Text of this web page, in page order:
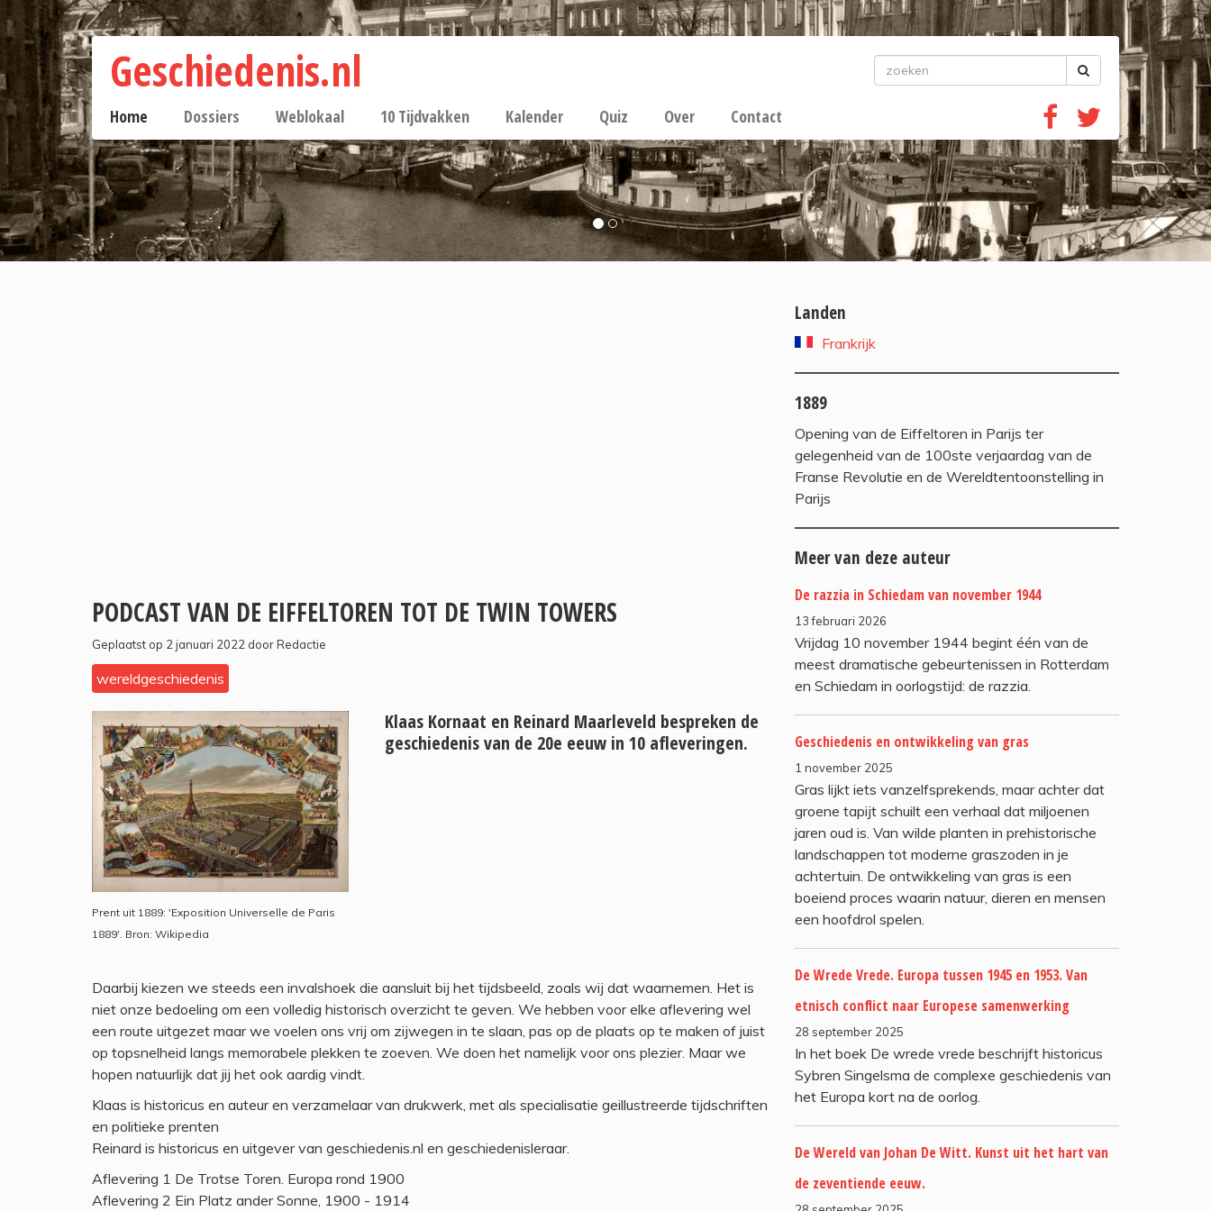
Geschiedenis.nl
Home Dossiers Weblokaal 10 Tijdvakken Kalender Quiz Over Contact
PODCAST VAN DE EIFFELTOREN TOT DE TWIN TOWERS
Geplaatst op 2 januari 2022 door Redactie
wereldgeschiedenis
Prent uit 1889: 'Exposition Universelle de Paris
1889'. Bron: Wikipedia
Klaas Kornaat en Reinard Maarleveld bespreken de
geschiedenis van de 20e eeuw in 10 afleveringen.
Daarbij kiezen we steeds een invalshoek die aansluit bij het tijdsbeeld, zoals wij dat waarnemen. Het is
niet onze bedoeling om een volledig historisch overzicht te geven. We hebben voor elke aflevering wel
een route uitgezet maar we voelen ons vrij om zijwegen in te slaan, pas op de plaats op te maken of juist
op topsnelheid langs memorabele plekken te zoeven. We doen het namelijk voor ons plezier. Maar we
hopen natuurlijk dat jij het ook aardig vindt.
Klaas is historicus en auteur en verzamelaar van drukwerk, met als specialisatie geillustreerde tijdschriften
en politieke prenten
Reinard is historicus en uitgever van geschiedenis.nl en geschiedenisleraar.
Aflevering 1 De Trotse Toren. Europa rond 1900
Aflevering 2 Ein Platz ander Sonne, 1900 - 1914
Landen
Frankrijk
1889
Opening van de Eiffeltoren in Parijs ter
gelegenheid van de 100ste verjaardag van de
Franse Revolutie en de Wereldtentoonstelling in
Parijs
Meer van deze auteur
De razzia in Schiedam van november 1944
13 februari 2026
Vrijdag 10 november 1944 begint één van de
meest dramatische gebeurtenissen in Rotterdam
en Schiedam in oorlogstijd: de razzia.
Geschiedenis en ontwikkeling van gras
1 november 2025
Gras lijkt iets vanzelfsprekends, maar achter dat
groene tapijt schuilt een verhaal dat miljoenen
jaren oud is. Van wilde planten in prehistorische
landschappen tot moderne graszoden in je
achtertuin. De ontwikkeling van gras is een
boeiend proces waarin natuur, dieren en mensen
een hoofdrol spelen.
De Wrede Vrede. Europa tussen 1945 en 1953. Van
etnisch conflict naar Europese samenwerking
28 september 2025
In het boek De wrede vrede beschrijft historicus
Sybren Singelsma de complexe geschiedenis van
het Europa kort na de oorlog.
De Wereld van Johan De Witt. Kunst uit het hart van
de zeventiende eeuw.